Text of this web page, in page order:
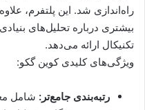
راه‌اندازی شد. این پلتفرم،
تکنیکال ارائه می‌دهد.
ویژگی‌های کلیدی کوین گکو:
رتبه‌بندی جامع‌تر: شامل